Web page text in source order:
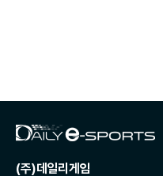
(주)데일리게임